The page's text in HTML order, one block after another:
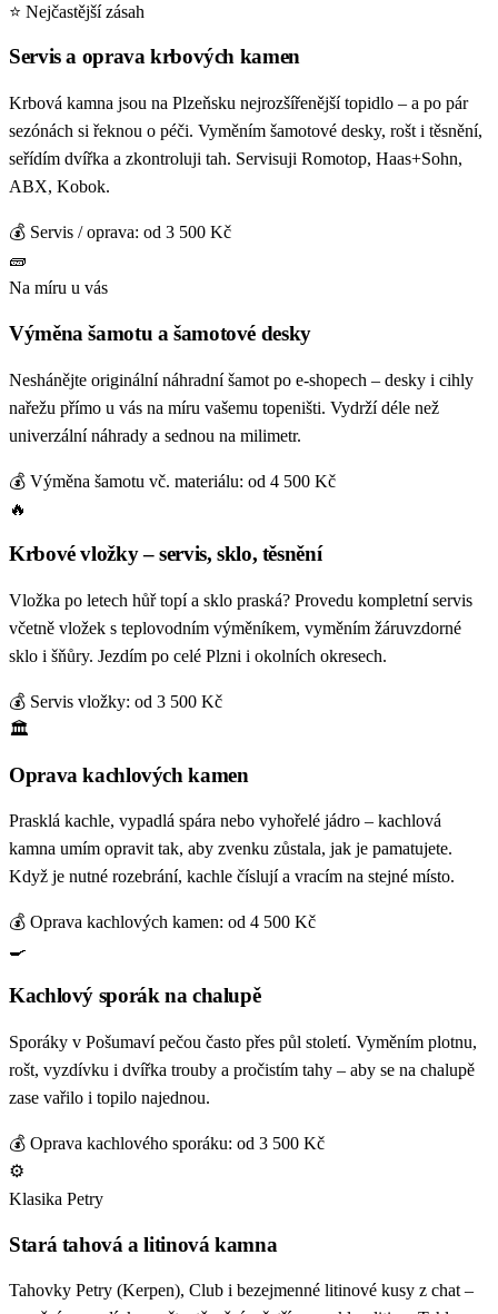
⭐ Nejčastější zásah
Servis a oprava krbových kamen
Krbová kamna jsou na Plzeňsku nejrozšířenější topidlo – a po pár
sezónách si řeknou o péči. Vyměním šamotové desky, rošt i těsnění,
seřídím dvířka a zkontroluji tah. Servisuji Romotop, Haas+Sohn,
ABX, Kobok.
💰 Servis / oprava: od 3 500 Kč
🧱
Na míru u vás
Výměna šamotu a šamotové desky
Neshánějte originální náhradní šamot po e-shopech – desky i cihly
nařežu přímo u vás na míru vašemu topeništi. Vydrží déle než
univerzální náhrady a sednou na milimetr.
💰 Výměna šamotu vč. materiálu: od 4 500 Kč
🔥
Krbové vložky – servis, sklo, těsnění
Vložka po letech hůř topí a sklo praská? Provedu kompletní servis
včetně vložek s teplovodním výměníkem, vyměním žáruvzdorné
sklo i šňůry. Jezdím po celé Plzni i okolních okresech.
💰 Servis vložky: od 3 500 Kč
🏛️
Oprava kachlových kamen
Prasklá kachle, vypadlá spára nebo vyhořelé jádro – kachlová
kamna umím opravit tak, aby zvenku zůstala, jak je pamatujete.
Když je nutné rozebrání, kachle číslují a vracím na stejné místo.
💰 Oprava kachlových kamen: od 4 500 Kč
🍳
Kachlový sporák na chalupě
Sporáky v Pošumaví pečou často přes půl století. Vyměním plotnu,
rošt, vyzdívku i dvířka trouby a pročistím tahy – aby se na chalupě
zase vařilo i topilo najednou.
💰 Oprava kachlového sporáku: od 3 500 Kč
⚙️
Klasika Petry
Stará tahová a litinová kamna
Tahovky Petry (Kerpen), Club i bezejmenné litinové kusy z chat –